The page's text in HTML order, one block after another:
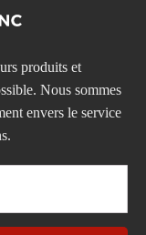
produits et
Nous sommes
envers le service